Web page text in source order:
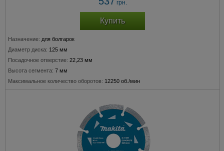
грн.
Купить
Назначение: для болгарок
Диаметр диска: 125 мм
Посадочное отверстие: 22,23 мм
Высота сегмента: 7 мм
Максимальное количество оборотов: 12250 об./мин